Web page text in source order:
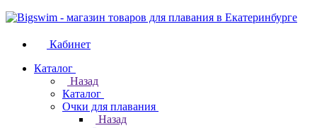
Кабинет
Каталог
Назад
Каталог
Очки для плавания
Назад